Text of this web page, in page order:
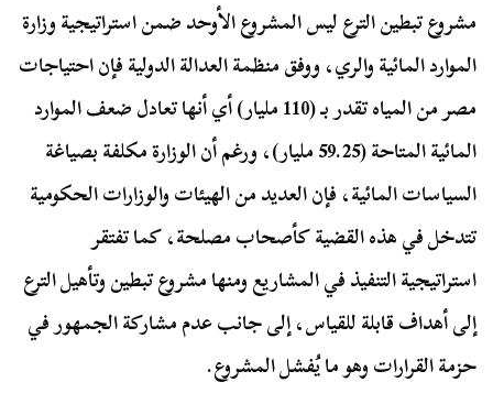
مشروع تبطين الترع ليس المشروع الأوحد ضمن استراتيجية وزارة
الموارد المائية والري، ووفق منظمة العدالة الدولية فإن احتياجات
مصر من المياه تقدر بـ (110 مليار) أي أنها تعادل ضعف الموارد
المائية المتاحة (59.25 مليار)، ورغم أن الوزارة مكلفة بصياغة
السياسات المائية، فإن العديد من الهيئات والوزارات الحكومية
تتدخل في هذه القضية كأصحاب مصلحة، كما تفتقر
استراتيجية التنفيذ في المشاريع ومنها مشروع تبطين وتأهيل الترع
إلى أهداف قابلة للقياس، إلى جانب عدم مشاركة الجمهور في
حزمة القرارات وهو ما يُفشل المشروع.